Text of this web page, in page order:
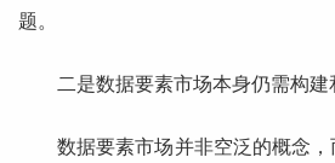
题。
二是数据要素市场本身仍需构建
数据要素市场并非空泛的概念